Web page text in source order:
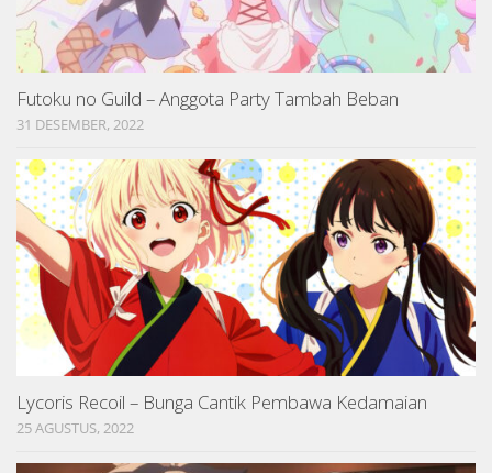
Futoku no Guild – Anggota Party Tambah Beban
31 DESEMBER, 2022
Lycoris Recoil – Bunga Cantik Pembawa Kedamaian
25 AGUSTUS, 2022